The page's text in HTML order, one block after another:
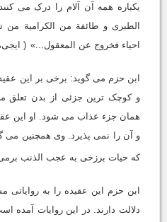
یکباره همه آن آلام را درک مى
الطبرى و طائفة من الکرامیة من
احیاء فخروج عن المعقول...» ( ایجى،
ابن حزم مى گوید: برخى بر این
و کوچک ترین جزئى از بدن تعلق
همان جزء عذاب مى شود. او این
و آن را نمى پذیرد. وى همچنین مى
که حیات برزخى به عجب الذنب
ابن حزم این عقیده را به
دلالت دارند. در این روایات آمده